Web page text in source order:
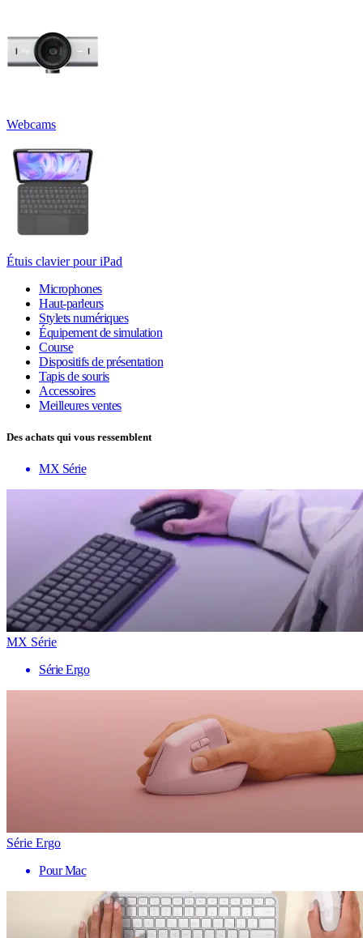
Webcams
Étuis clavier pour iPad
Microphones
Haut-parleurs
Stylets numériques
Équipement de simulation
Course
Dispositifs de présentation
Tapis de souris
Accessoires
Meilleures ventes
Des achats qui vous ressemblent
MX Série
MX Série
Série Ergo
Série Ergo
Pour Mac